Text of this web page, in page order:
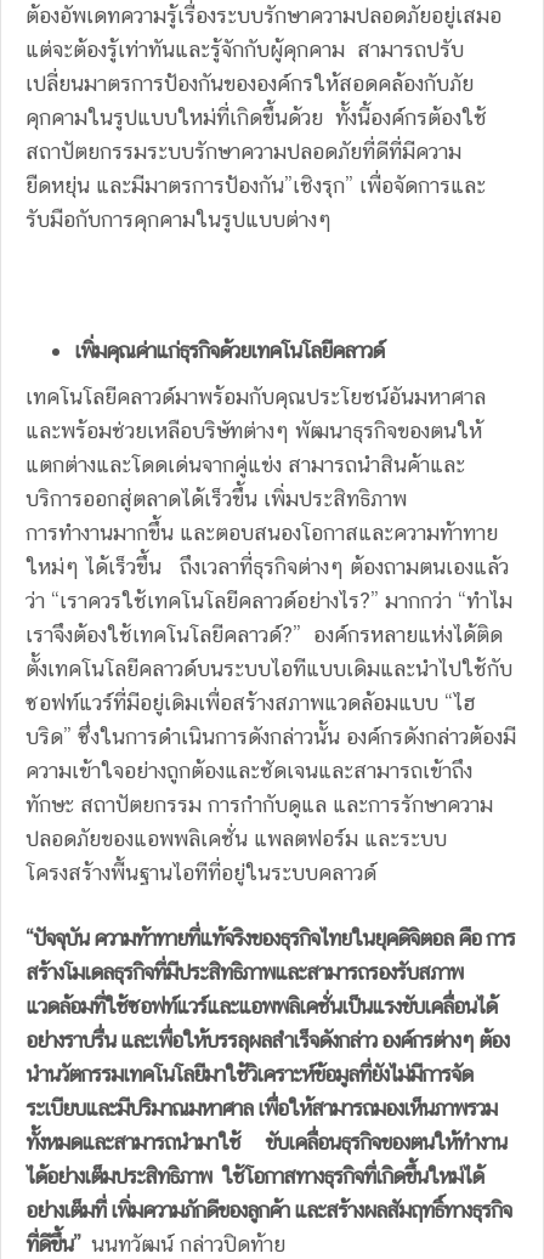
ต้องอัพเดทความรู้เรื่องระบบรักษาความปลอดภัยอยู่เสมอ
แต่จะต้องรู้เท่าทันและรู้จักกับผู้คุกคาม สามารถปรับ
เปลี่ยนมาตรการป้องกันขององค์กรให้สอดคล้องกับภัย
คุกคามในรูปแบบใหม่ที่เกิดขึ้นด้วย ทั้งนี้องค์กรต้องใช้
สถาปัตยกรรมระบบรักษาความปลอดภัยที่ดีที่มีความ
ยืดหยุ่น และมีมาตรการป้องกัน”เชิงรุก” เพื่อจัดการและ
รับมือกับการคุกคามในรูปแบบต่างๆ
เพิ่มคุณค่าแก่ธุรกิจด้วยเทคโนโลยีคลาวด์
เทคโนโลยีคลาวด์มาพร้อมกับคุณประโยชน์อันมหาศาล
และพร้อมช่วยเหลือบริษัทต่างๆ พัฒนาธุรกิจของตนให้
แตกต่างและโดดเด่นจากคู่แข่ง สามารถนำสินค้าและ
บริการออกสู่ตลาดได้เร็วขึ้น เพิ่มประสิทธิภาพ
การทำงานมากขึ้น และตอบสนองโอกาสและความท้าทาย
ใหม่ๆ ได้เร็วขึ้น ถึงเวลาที่ธุรกิจต่างๆ ต้องถามตนเองแล้ว
ว่า “เราควรใช้เทคโนโลยีคลาวด์อย่างไร?” มากกว่า “ทำไม
เราจึงต้องใช้เทคโนโลยีคลาวด์?” องค์กรหลายแห่งได้ติด
ตั้งเทคโนโลยีคลาวด์บนระบบไอทีแบบเดิมและนำไปใช้กับ
ซอฟท์แวร์ที่มีอยู่เดิมเพื่อสร้างสภาพแวดล้อมแบบ “ไฮ
บริด” ซึ่งในการดำเนินการดังกล่าวนั้น องค์กรดังกล่าวต้องมี
ความเข้าใจอย่างถูกต้องและชัดเจนและสามารถเข้าถึง
ทักษะ สถาปัตยกรรม การกำกับดูแล และการรักษาความ
ปลอดภัยของแอพพลิเคชั่น แพลตฟอร์ม และระบบ
โครงสร้างพื้นฐานไอทีที่อยู่ในระบบคลาวด์
“ปัจจุบัน ความท้าทายที่แท้จริงของธุรกิจไทยในยุคดิจิตอล คือ การ
สร้างโมเดลธุรกิจที่มีประสิทธิภาพและสามารถรองรับสภาพ
แวดล้อมที่ใช้ซอฟท์แวร์และแอพพลิเคชั่นเป็นแรงขับเคลื่อนได้
อย่างราบรื่น และเพื่อให้บรรลุผลสำเร็จดังกล่าว องค์กรต่างๆ ต้อง
นำนวัตกรรมเทคโนโลยีมาใช้วิเคราะห์ข้อมูลที่ยังไม่มีการจัด
ระเบียบและมีปริมาณมหาศาล เพื่อให้สามารถมองเห็นภาพรวม
ทั้งหมดและสามารถนำมาใช้ ขับเคลื่อนธุรกิจของตนให้ทำงาน
ได้อย่างเต็มประสิทธิภาพ ใช้โอกาสทางธุรกิจที่เกิดขึ้นใหม่ได้
อย่างเต็มที่ เพิ่มความภักดีของลูกค้า และสร้างผลสัมฤทธิ์ทางธุรกิจ
ที่ดีขึ้น” นนทวัฒน์ กล่าวปิดท้าย